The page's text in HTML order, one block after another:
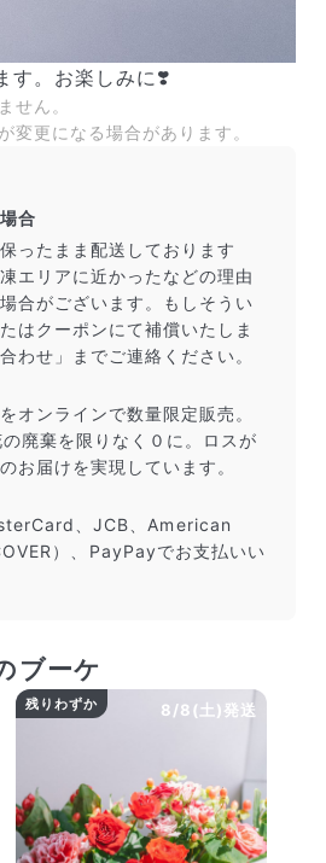
か？
には対応しておりません。ご了
ているため、お届け日の指定は
送後にクロネコヤマトのアプリ
？
セル可能です。
す。お楽しみに❣️
せん。
変更になる場合があります。
合
ったまま配送しております
エリアに近かったなどの理由
合がございます。もしそうい
はクーポンにて補償いたしま
わせ」までご連絡ください。
オンラインで数量限定販売。
廃棄を限りなく０に。ロスが
お届けを実現しています。
、JCB、American
）、PayPayでお支払いい
ブーケ
8/8(土)発送
残りわずか